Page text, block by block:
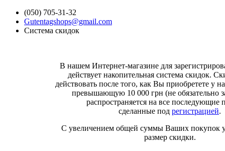
(050) 705-31-32
Gutentagshops@gmail.com
Система скидок
В нашем Интернет-магазине для
действует накопительная система скидок.
действовать после того, как Вы приобретете у
превышающую 10 000 грн (не обязательно
распространяется на все последующие
сделанные под регистрацией.
С увеличением общей суммы Ваших покупок
размер скидки.